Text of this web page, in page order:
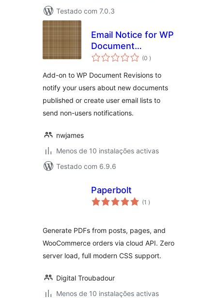
Testado com 7.0.3
Email Notice for WP
Document
Revisions
(0 classificações
)
Add-on to WP Document Revisions to
notify your users about new documents
published or create user email lists to
send non-users notifications.
nwjames
Menos de 10 instalações activas
Testado com 6.9.6
Paperbolt
(1 classificações
)
Generate PDFs from posts, pages, and
WooCommerce orders via cloud API. Zero
server load, full modern CSS support.
Digital Troubadour
Menos de 10 instalações activas